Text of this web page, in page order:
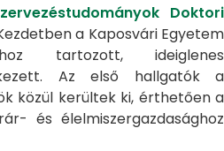
Doktori
a Kaposvári Egyetem
tartozott, ideiglenes
Az első hallgatók a
közül kerültek ki, érthetően a
és élelmiszergazdasághoz